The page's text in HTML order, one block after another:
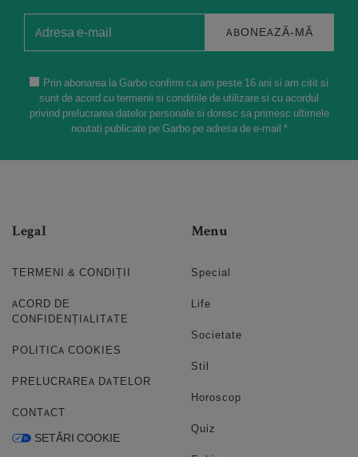
ABONEAZĂ-MĂ
Prin abonarea la Garbo confirm ca am peste 16 ani si am citit si
sunt de acord cu termenii si conditiile de utilizare si cu acordul
privind prelucrarea datelor personale si doresc sa primesc ultimele
noutati publicate pe Garbo pe adresa de e-mail *
Legal
TERMENI & CONDIȚII
ACORD DE
CONFIDENȚIALITATE
POLITICA COOKIES
PRELUCRAREA DATELOR
CONTACT
SETĂRI COOKIE
Menu
Special
Life
Societate
Stil
Horoscop
Quiz